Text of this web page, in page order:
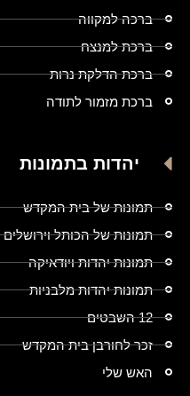
ברכה למקווה
ברכת למנצח
ברכת הדלקת נרות
ברכת מזמור לתודה
יהדות בתמונות
תמונות של בית המקדש
תמונות של הכותל וירושלים
תמונות יהדות ויודאיקה
תמונות יהדות מלבניות
12 השבטים
זכר לחורבן בית המקדש
האש שלי